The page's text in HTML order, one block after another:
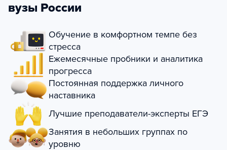
вузы России
Обучение в комфортном темпе без
стресса
Ежемесячные пробники и аналитика
прогресса
Постоянная поддержка личного
наставника
Лучшие преподаватели-эксперты ЕГЭ
Занятия в небольших группах по
уровню